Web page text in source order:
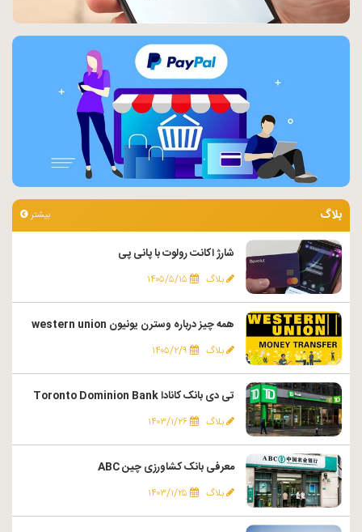
بلاگ بیشتر
شارژ اکانت رولوت با پانی پی
بلاگ ۱۴۰۵/۵/۱۵
همه چیز درباره وسترن یونیون western union
بلاگ ۱۴۰۵/۲/۹
تی دی بانک کانادا Toronto Dominion Bank
بلاگ ۱۴۰۳/۱/۲۶
معرفی بانک کشاورزی چین ABC
بلاگ ۱۴۰۳/۱/۲۵